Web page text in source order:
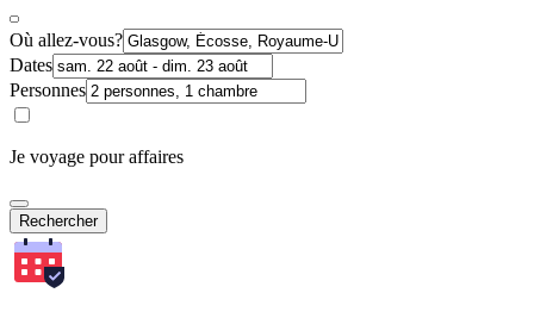
Où allez-vous?
Dates
Personnes
Je voyage pour affaires
Rechercher